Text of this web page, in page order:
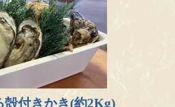
殻付きかき(約2Kg)